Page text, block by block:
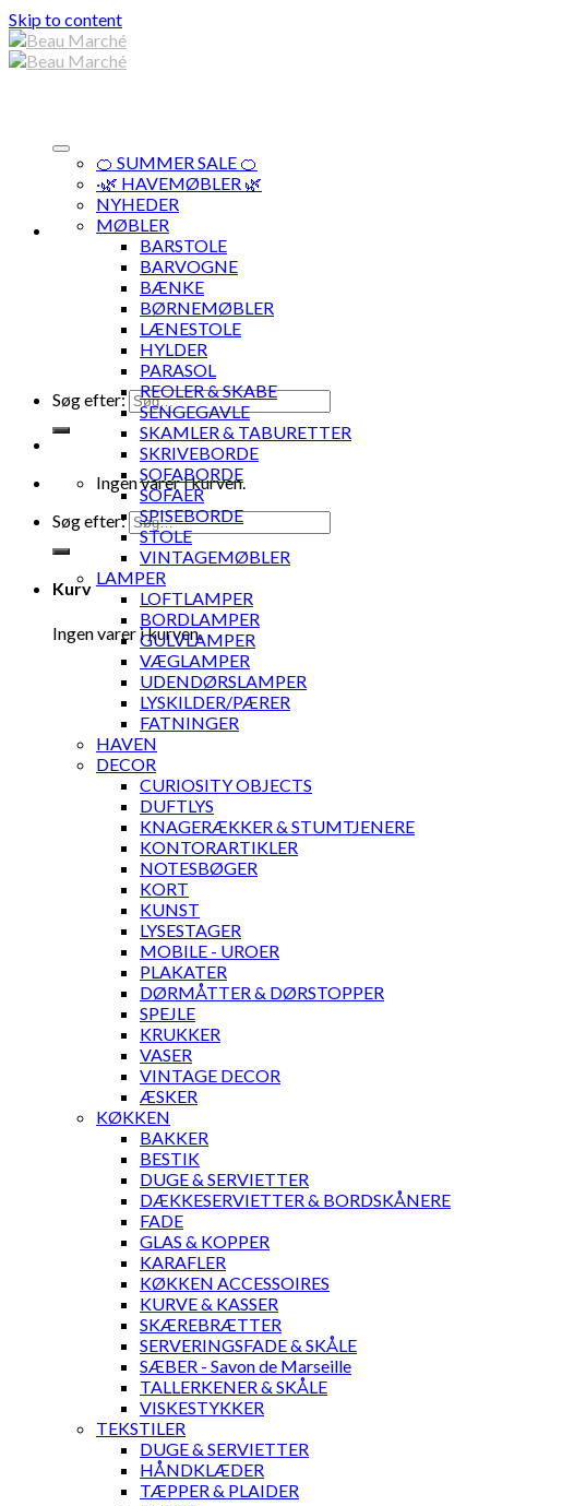
Skip to content
Søg efter:
Ingen varer i kurven.
Søg efter:
Kurv
Ingen varer i kurven.
🍊 SUMMER SALE 🍊
·🌿 HAVEMØBLER 🌿
NYHEDER
MØBLER
BARSTOLE
BARVOGNE
BÆNKE
BØRNEMØBLER
LÆNESTOLE
HYLDER
PARASOL
REOLER & SKABE
SENGEGAVLE
SKAMLER & TABURETTER
SKRIVEBORDE
SOFABORDE
SOFAER
SPISEBORDE
STOLE
VINTAGEMØBLER
LAMPER
LOFTLAMPER
BORDLAMPER
GULVLAMPER
VÆGLAMPER
UDENDØRSLAMPER
LYSKILDER/PÆRER
FATNINGER
HAVEN
DECOR
CURIOSITY OBJECTS
DUFTLYS
KNAGERÆKKER & STUMTJENERE
KONTORARTIKLER
NOTESBØGER
KORT
KUNST
LYSESTAGER
MOBILE - UROER
PLAKATER
DØRMÅTTER & DØRSTOPPER
SPEJLE
KRUKKER
VASER
VINTAGE DECOR
ÆSKER
KØKKEN
BAKKER
BESTIK
DUGE & SERVIETTER
DÆKKESERVIETTER & BORDSKÅNERE
FADE
GLAS & KOPPER
KARAFLER
KØKKEN ACCESSOIRES
KURVE & KASSER
SKÆREBRÆTTER
SERVERINGSFADE & SKÅLE
SÆBER - Savon de Marseille
TALLERKENER & SKÅLE
VISKESTYKKER
TEKSTILER
DUGE & SERVIETTER
HÅNDKLÆDER
TÆPPER & PLAIDER